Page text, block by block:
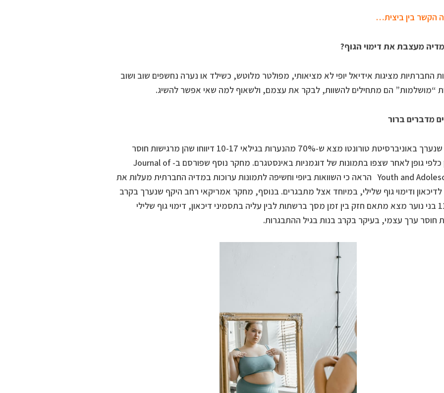
הקשר בין ביצית…
מעצבת את דימוי הגוף?
החברתיות מציגות אידיאל יופי לא מציאותי, מפולטר מלוטש, כשילד או נערה נחשפים שוב ושוב
“מושלמות” הם מתחילים להשוות, לבקר את עצמם, ולשאוף למה שאי אפשר להשיג.
מדברים ברור
מחקר שנערך באוניברסיטת טורונטו מצא ש-70% מהנערות בגילאי 10-17 דיווחו שהן מרגישות חוסר
ביטחון כלפי גופן לאחר שצפו בתמונות של דוגמניות באינסטגרם. מחקר נוסף שפורסם ב- Journal of
Youth and Adolescence הראה כי השוואות ביופי וחשיפה לתמונות ערוכות במדיה החברתית מעלות את
לדיכאון ודימוי גוף שלילי, במיוחד אצל מתבגרים. בנוסף, מחקר אמריקאי רחב היקף שנערך בקרב
11,000 בני נוער מצא מתאם חזק בין זמן מסך ברשתות לבין עליה בתסמיני דיכאון, דימוי גוף שלילי
חוסר ערך עצמי, בעיקר בקרב בנות בגיל ההתבגרות.